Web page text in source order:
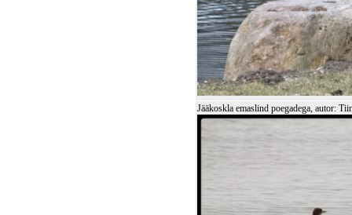
Jääkoskla emaslind poegadega, autor: